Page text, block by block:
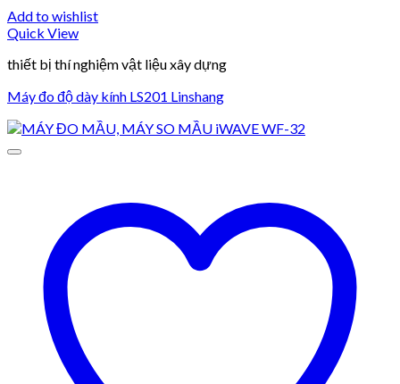
Add to wishlist
Quick View
thiết bị thí nghiệm vật liệu xây dựng
Máy đo độ dày kính LS201 Linshang